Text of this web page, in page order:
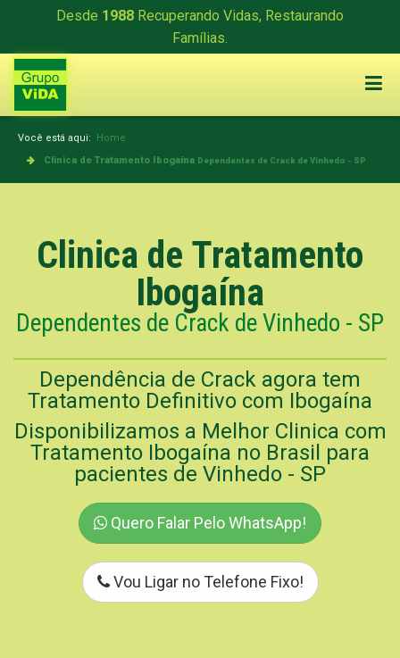
Desde 1988 Recuperando Vidas, Restaurando
Famílias.
Você está aqui: Home
Clinica de Tratamento Ibogaína Dependentes de Crack de Vinhedo - SP
Clinica de Tratamento
Ibogaína
Dependentes de Crack de Vinhedo - SP
Dependência de Crack agora tem
Tratamento Definitivo com Ibogaína
Disponibilizamos a Melhor Clinica com
Tratamento Ibogaína no Brasil para
pacientes de Vinhedo - SP
Quero Falar Pelo WhatsApp!
Vou Ligar no Telefone Fixo!